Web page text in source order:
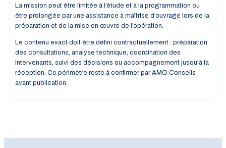
La mission peut être limitée à l’étude et à la programmation ou
être prolongée par une assistance à maîtrise d’ouvrage lors de la
préparation et de la mise en œuvre de l’opération.
Le contenu exact doit être défini contractuellement : préparation
des consultations, analyse technique, coordination des
intervenants, suivi des décisions ou accompagnement jusqu’à la
réception. Ce périmètre reste à confirmer par AMO Conseils
avant publication.